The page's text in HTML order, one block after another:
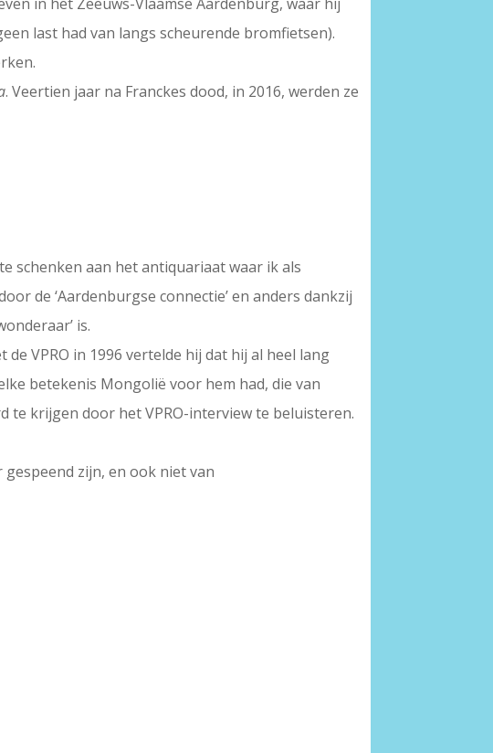
last had van langs scheurende bromfietsen).
. Veertien jaar na Franckes dood, in 2016, werden ze
te schenken aan het antiquariaat waar ik als
de ‘Aardenburgse connectie’ en anders dankzij
is.
VPRO in 1996 vertelde hij dat hij al heel lang
betekenis Mongolië voor hem had, die van
te krijgen door het VPRO-interview te beluisteren.
zijn, en ook niet van